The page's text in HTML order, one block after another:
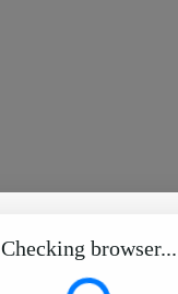
Checking browser...